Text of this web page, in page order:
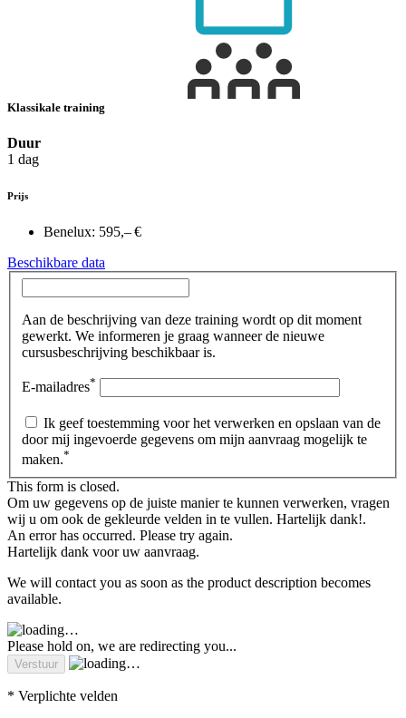
Klassikale training
Duur
1 dag
Prijs
Benelux: 595,– €
Beschikbare data
Aan de beschrijving van deze training wordt op dit moment
gewerkt. We informeren je graag wanneer de nieuwe
cursusbeschrijving beschikbaar is.
E-mailadres*
Ik geef toestemming voor het verwerken en opslaan van de
door mij ingevoerde gegevens om mijn aanvraag mogelijk te
maken.*
This form is closed.
Om uw gegevens op de juiste manier te kunnen verwerken, vragen
wij u om ook de gekleurde velden in te vullen. Hartelijk dank!.
An error has occurred. Please try again.
Hartelijk dank voor uw aanvraag.
We will contact you as soon as the product description becomes
available.
Please hold on, we are redirecting you...
* Verplichte velden